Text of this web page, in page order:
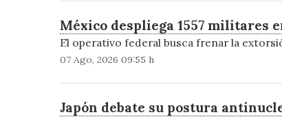
México despliega 1557 militares
El operativo federal busca frenar la
07 Ago, 2026 09:55 h
Japón debate su postura